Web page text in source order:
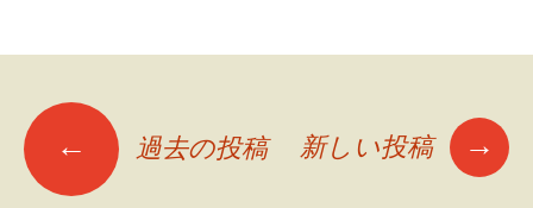
投← 過去の投稿 新しい投稿 →